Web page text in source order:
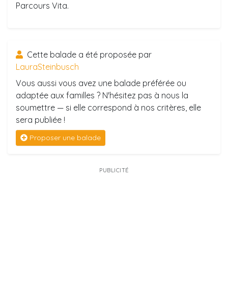
Parcours Vita.
Cette balade a été proposée par
LauraSteinbusch
Vous aussi vous avez une balade préférée ou
adaptée aux familles ? N'hésitez pas à nous la
soumettre — si elle correspond à nos critères, elle
sera publiée !
Proposer une balade
PUBLICITÉ